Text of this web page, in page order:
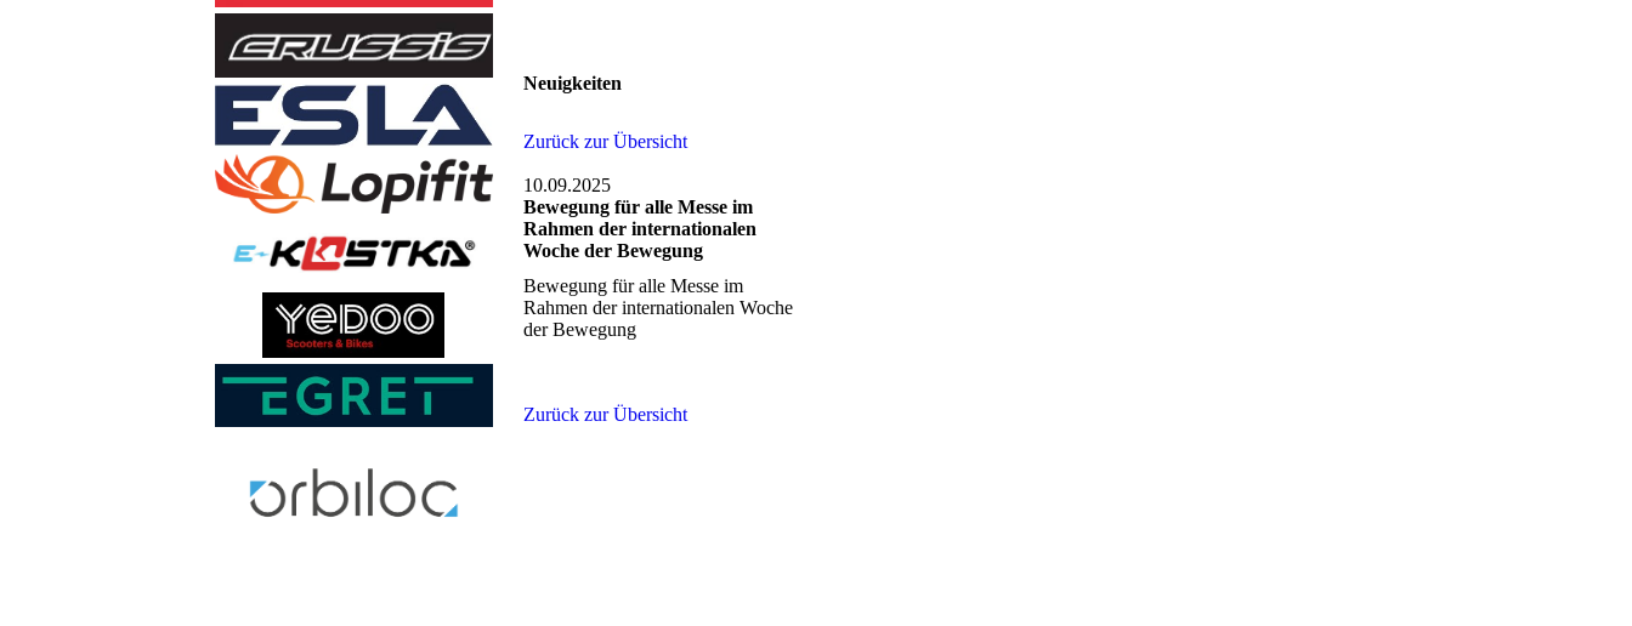
Neuigkeiten
Zurück zur Übersicht
10.09.2025
Bewegung für alle Messe im
Rahmen der internationalen
Woche der Bewegung
Bewegung für alle Messe im
Rahmen der internationalen Woche
der Bewegung
Zurück zur Übersicht